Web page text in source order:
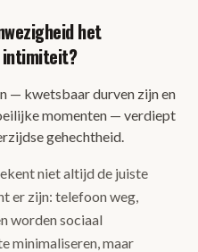
het
intimiteit?
— kwetsbaar durven zijn en
momenten — verdiept
gehechtheid.
niet altijd de juiste
er zijn: telefoon weg,
worden sociaal
minimaliseren, maar